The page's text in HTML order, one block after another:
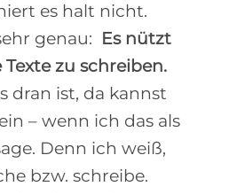
es halt nicht.
genau: Es nützt
zu schreiben.
dran ist, da kannst
– wenn ich das als
Denn ich weiß,
bzw. schreibe.